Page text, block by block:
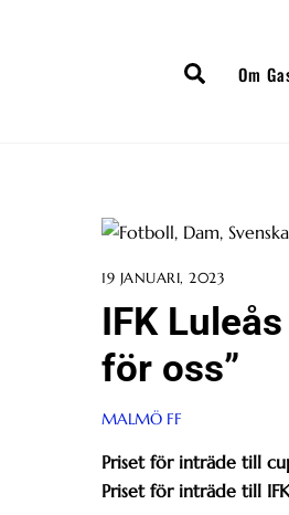
Search
Om
19 JANUARI, 2023
IFK
för oss”
MALMÖ FF
Priset för inträde till
Priset för inträde till